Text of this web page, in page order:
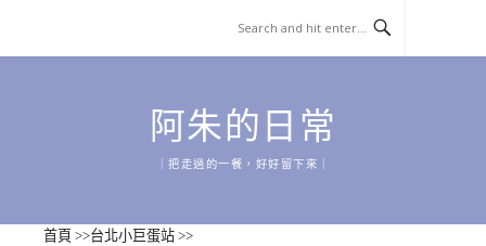
content
阿朱的日常
｜把走過的一餐，好好留下來｜
首頁 >>台北小巨蛋站 >>